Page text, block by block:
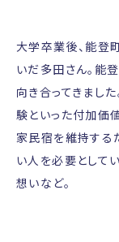
大学卒業後、能登
いだ多田さん。能
向き合ってきまし
験といった付加価
家民宿を維持する
い人を必要として
想いなど。